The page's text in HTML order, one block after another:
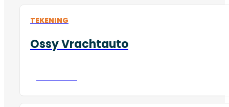
TEKENING
Ossy Vrachtauto